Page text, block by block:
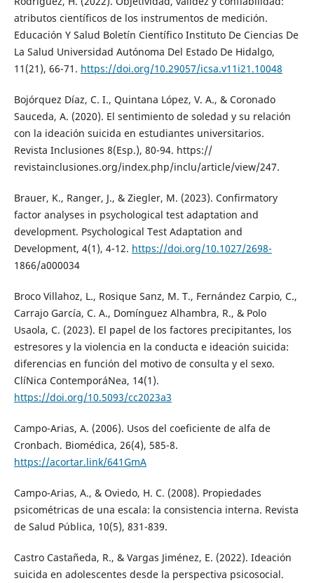
atributos científicos de los instrumentos de medición.
Educación Y Salud Boletín Científico Instituto De Ciencias De
La Salud Universidad Autónoma Del Estado De Hidalgo,
11(21), 66-71. https://doi.org/10.29057/icsa.v11i21.10048
Bojórquez Díaz, C. I., Quintana López, V. A., & Coronado
Sauceda, A. (2020). El sentimiento de soledad y su relación
con la ideación suicida en estudiantes universitarios.
Revista Inclusiones 8(Esp.), 80-94. https://
revistainclusiones.org/index.php/inclu/article/view/247.
Brauer, K., Ranger, J., & Ziegler, M. (2023). Confirmatory
factor analyses in psychological test adaptation and
development. Psychological Test Adaptation and
Development, 4(1), 4-12. https://doi.org/10.1027/2698-
1866/a000034
Broco Villahoz, L., Rosique Sanz, M. T., Fernández Carpio, C.,
Carrajo García, C. A., Domínguez Alhambra, R., & Polo
Usaola, C. (2023). El papel de los factores precipitantes, los
estresores y la violencia en la conducta e ideación suicida:
diferencias en función del motivo de consulta y el sexo.
ClíNica ContemporáNea, 14(1).
https://doi.org/10.5093/cc2023a3
Campo-Arias, A. (2006). Usos del coeficiente de alfa de
Cronbach. Biomédica, 26(4), 585-8.
https://acortar.link/641GmA
Campo-Arias, A., & Oviedo, H. C. (2008). Propiedades
psicométricas de una escala: la consistencia interna. Revista
de Salud Pública, 10(5), 831-839.
Castro Castañeda, R., & Vargas Jiménez, E. (2022). Ideación
suicida en adolescentes desde la perspectiva psicosocial.